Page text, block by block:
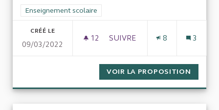
Filtrer les résultats de la catégorie : Enseignement scolaire
Enseignement scolaire
CRÉÉ LE
09/03/2022
12 12 ABONNÉS
SUIVRE
8 3
VOIR LA PROPOSITION